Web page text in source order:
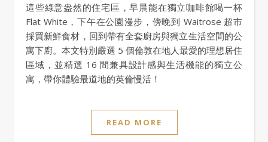
這些綠意盎然的住宅區，早晨能在獨立咖啡館喝一杯
Flat White，下午在公園漫步，傍晚到 Waitrose 超市
採買新鮮食材，回到帶有全套廚房與獨立生活空間的公
寓下廚。本文特別嚴選 5 個倫敦在地人最愛的理想居住
區域，並精選 16 間兼具設計感與生活機能的獨立公
寓，帶你體驗最道地的英倫慢活！
READ MORE